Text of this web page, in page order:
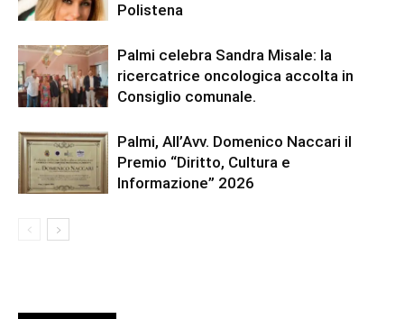
Polistena
Palmi celebra Sandra Misale: la
ricercatrice oncologica accolta in
Consiglio comunale.
Palmi, All’Avv. Domenico Naccari il
Premio “Diritto, Cultura e
Informazione” 2026